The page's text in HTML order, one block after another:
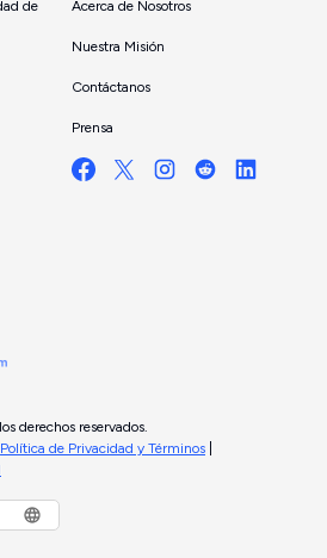
de
Acerca de Nosotros
Nuestra Misión
Contáctanos
Prensa
derechos reservados.
Política de Privacidad y Términos